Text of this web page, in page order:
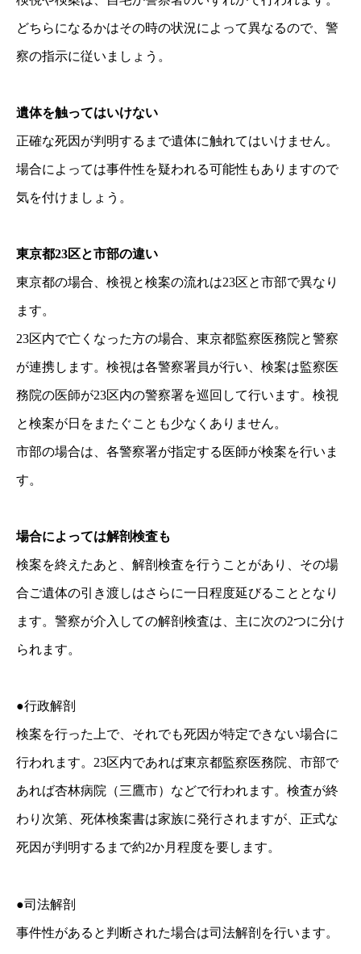
どちらになるかはその時の状況によって異なるので、警
察の指示に従いましょう。
遺体を触ってはいけない
正確な死因が判明するまで遺体に触れてはいけません。
場合によっては事件性を疑われる可能性もありますので
気を付けましょう。
東京都23区と市部の違い
東京都の場合、検視と検案の流れは23区と市部で異なり
ます。
23区内で亡くなった方の場合、東京都監察医務院と警察
が連携します。検視は各警察署員が行い、検案は監察医
務院の医師が23区内の警察署を巡回して行います。検視
と検案が日をまたぐことも少なくありません。
市部の場合は、各警察署が指定する医師が検案を行いま
す。
場合によっては解剖検査も
検案を終えたあと、解剖検査を行うことがあり、その場
合ご遺体の引き渡しはさらに一日程度延びることとなり
ます。警察が介入しての解剖検査は、主に次の2つに分け
られます。
●行政解剖
検案を行った上で、それでも死因が特定できない場合に
行われます。23区内であれば東京都監察医務院、市部で
あれば杏林病院（三鷹市）などで行われます。検査が終
わり次第、死体検案書は家族に発行されますが、正式な
死因が判明するまで約2か月程度を要します。
●司法解剖
事件性があると判断された場合は司法解剖を行います。